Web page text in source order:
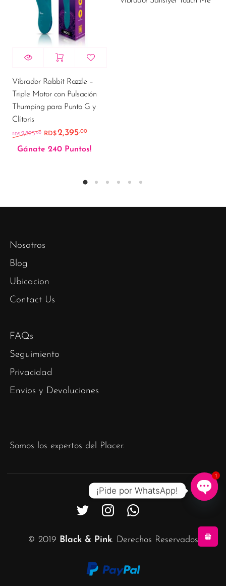
Vibrador Rabbit Razzle –
Triple Motor con Pulsación
Thumping para Punto G y
Clítoris
RD$ 2,895.00 El precio original era: RD$2,895.00.
RD$2,395.00El precio actual es: RD$2,395.00.
Gánate 240 Puntos!
Nosotros
Blog
Ubicacion
Contact Us
FAQs
Seguimiento
Privacidad
Envios y Devoluciones
Somos los expertos del Placer.
© 2019 Black & Pink. Derechos Reservados
¡Pide por WhatsApp!
1